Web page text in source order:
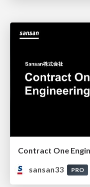
Contract One
sansan33
PRO